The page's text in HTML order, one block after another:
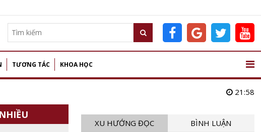
TƯƠNG TÁC KHOA HỌC
21:58
XU HƯỚNG ĐỌC BÌNH LUẬN